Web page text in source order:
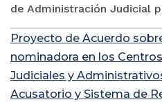
de Administración Judicial
Proyecto de Acuerdo
nominadora en los
Judiciales y
Acusatorio y Sistema de